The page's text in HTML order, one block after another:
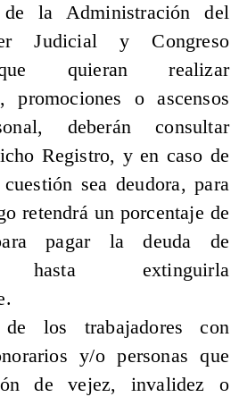
la Administración del
Judicial y Congreso
quieran realizar
promociones o ascensos
deberán consultar
Registro, y en caso de
sea deudora, para
retendrá un porcentaje de
pagar la deuda de
hasta extinguirla
los trabajadores con
y/o personas que
de vejez, invalidez o